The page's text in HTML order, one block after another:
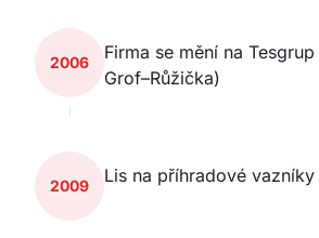
2006
Firma se mění na
Grof–Růžička)
2009 Lis na příhradové